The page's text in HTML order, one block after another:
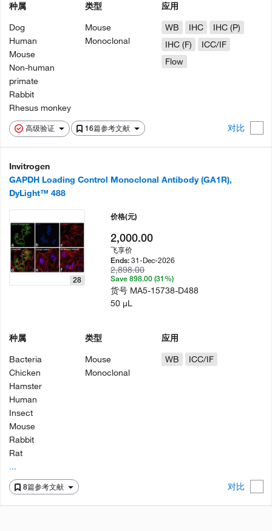
高级验证 16篇参考文献 对比
种属
Dog
Human
Mouse
Non-human
primate
Rabbit
Rhesus monkey
类型
Mouse
Monoclonal
应用
WB
IHC
IHC (P)
IHC (F)
ICC/IF
Flow
Invitrogen
GAPDH Loading Control Monoclonal Antibody (GA1R),
DyLight™ 488
8篇参考文献 对比
28
种属
Bacteria
Chicken
Hamster
Human
Insect
Mouse
Rabbit
Rat
...
类型
Mouse
Monoclonal
应用
WB
ICC/IF
价格(元)
2,000.00
飞享价
Ends:31-Dec-2026
2,898.00
Save 898.00 (31%)
货号 MA5-15738-D488
50 µL